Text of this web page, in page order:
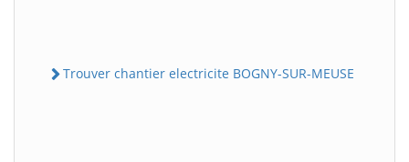
Trouver chantier electricite BOGNY-SUR-MEUSE